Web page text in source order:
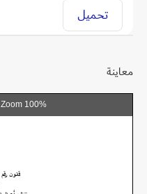
تحميل
معاينة
Zoom 100%